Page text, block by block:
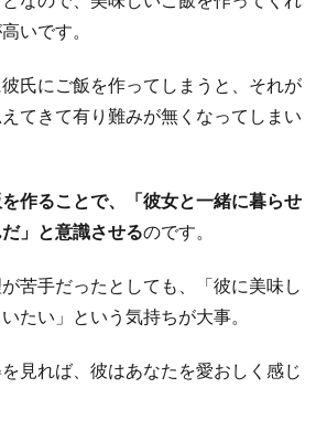
いです。
氏にご飯を作ってしまうと、それが
てきて有り難みが無くなってしまい
作ることで、「彼女と一緒に暮らせ
」と意識させるのです。
苦手だったとしても、「彼に美味し
たい」という気持ちが大事。
見れば、彼はあなたを愛おしく感じ